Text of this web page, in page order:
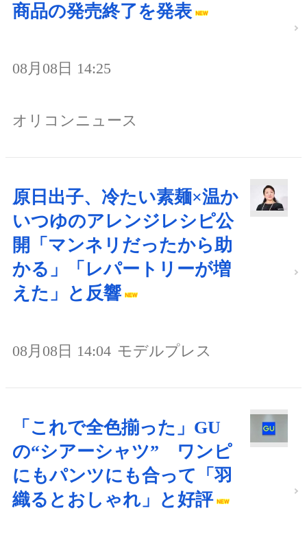
商品の発売終了を発表
08月08日 14:25
オリコンニュース
原日出子、冷たい素麺×温か
いつゆのアレンジレシピ公
開「マンネリだったから助
かる」「レパートリーが増
えた」と反響
08月08日 14:04 モデルプレス
「これで全色揃った」GU
の“シアーシャツ” ワンピ
にもパンツにも合って「羽
織るとおしゃれ」と好評